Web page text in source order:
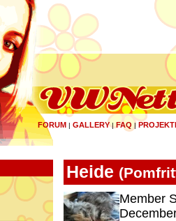
FORUM | GALLERY|FAQ |
Heide (
Member